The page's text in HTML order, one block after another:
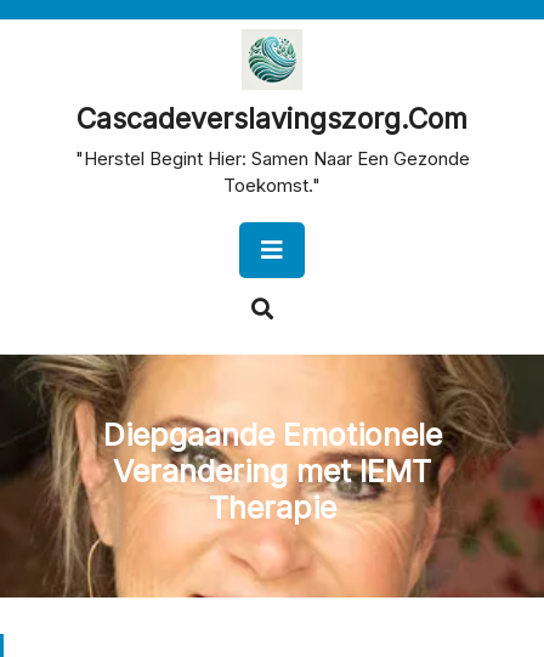
Cascadeverslavingszorg.com
"Herstel Begint Hier: Samen Naar Een Gezonde
Toekomst."
Button
Diepgaande Emotionele
Verandering met IEMT
Therapie